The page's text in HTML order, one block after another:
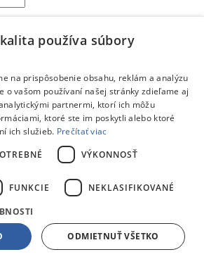
sú povinné
svojim známym?*
prednosti a výhody
produktu ťa potešili?
nový riadok
používa súbory
na prispôsobenie obsahu, reklám a analýzu
o vašom používaní našej stránky zdieľame aj
partnermi, ktorí ich môžu
ktoré ste im poskytli alebo ktoré
ich služieb. Prečítať viac
VÝKONNOSŤ
FUNKCIE NEKLASIFIKOVANÉ
ODMIETNUŤ VŠETKO